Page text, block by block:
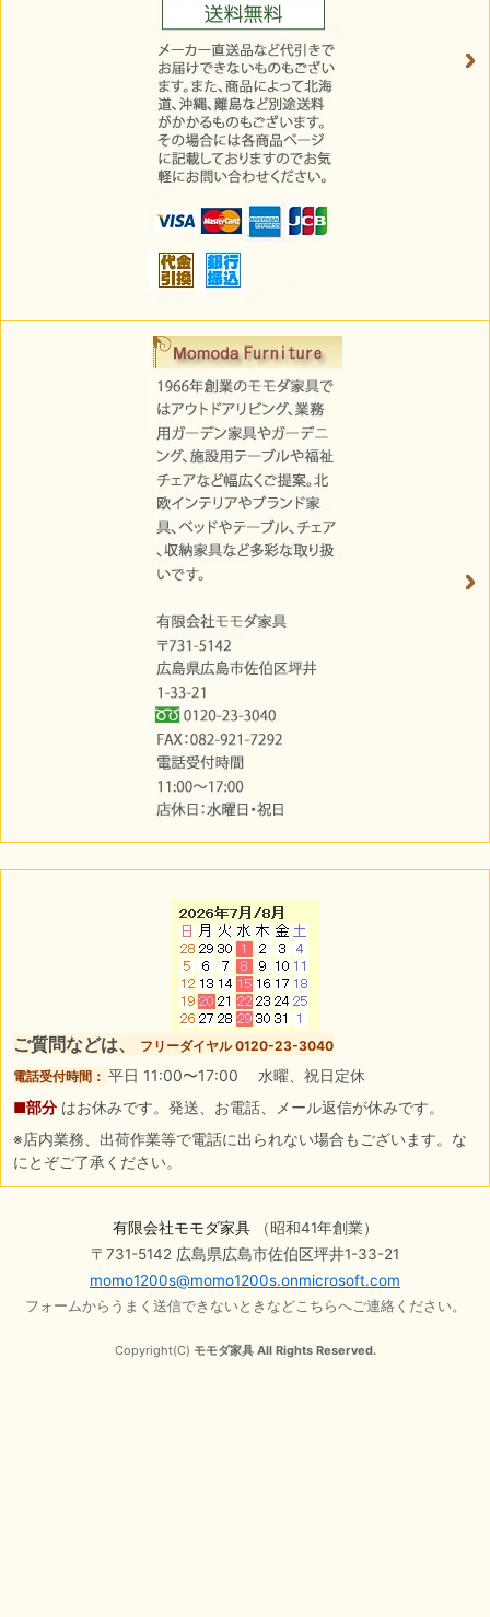
ご質問などは、
フリーダイヤル 0120-23-3040
電話受付時間： 平日 11:00〜17:00 水曜、祝日定休
■部分 はお休みです。発送、お電話、メール返信が休みです。
※店内業務、出荷作業等で電話に出られない場合もございます。な
にとぞご了承ください。
有限会社モモダ家具（昭和41年創業）
〒731-5142 広島県広島市佐伯区坪井1-33-21
momo1200s@momo1200s.onmicrosoft.com
フォームからうまく送信できないときなどこちらへご連絡ください。
Copyright(C) モモダ家具 All Rights Reserved.